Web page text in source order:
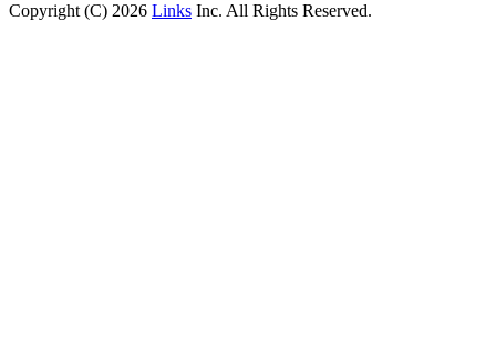
Copyright (C) 2026 Links Inc. All Rights Reserved.